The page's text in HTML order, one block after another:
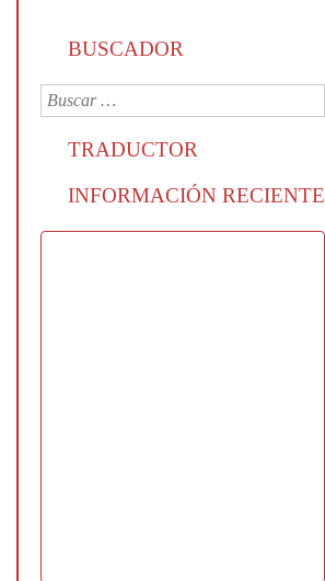
BUSCADOR
TRADUCTOR
INFORMACIÓN RECIENTE